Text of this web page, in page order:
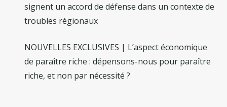
signent un accord de défense dans un contexte de
troubles régionaux
NOUVELLES EXCLUSIVES | L’aspect économique
de paraître riche : dépensons-nous pour paraître
riche, et non par nécessité ?